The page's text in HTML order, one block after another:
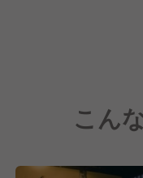
料理は居酒屋の定
はの昔ながらの和
店舗ごとで考えた
客様がいつ来ても
も強みの一つです。
おかげさまで売上
こん